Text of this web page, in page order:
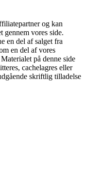
og kan
gennem vores side.
en del af salget fra
en del af vores
på denne side
cachelagres eller
skriftlig tilladelse